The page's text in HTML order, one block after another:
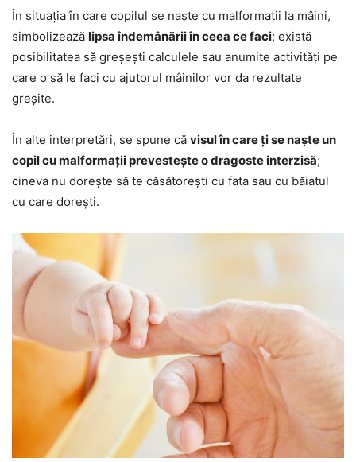
În situația în care copilul se naște cu malformații la mâini,
simbolizează lipsa îndemânării în ceea ce faci; există
posibilitatea să greșești calculele sau anumite activități pe
care o să le faci cu ajutorul mâinilor vor da rezultate
greșite.
În alte interpretări, se spune că visul în care ți se naște un
copil cu malformații prevestește o dragoste interzisă;
cineva nu dorește să te căsătorești cu fata sau cu băiatul
cu care dorești.